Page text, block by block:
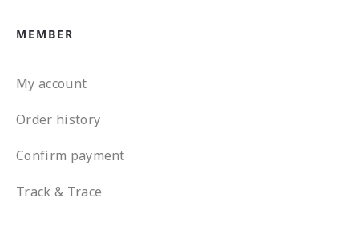
MEMBER
My account
Order history
Confirm payment
Track & Trace